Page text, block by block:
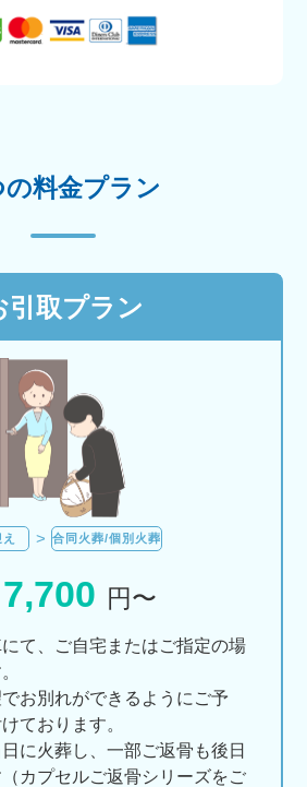
の料金プラン
引取プラン
合同火葬/個別火葬
7,700 円〜
て、ご自宅またはご指定の場
お別れができるようにご予
ております。
に火葬し、一部ご返骨も後日
カプセルご返骨シリーズをご